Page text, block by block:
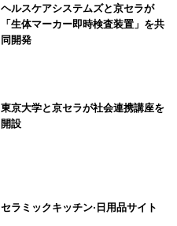
ヘルスケアシステムズと京セラが
「生体マーカー即時検査装置」を共
同開発
東京大学と京セラが社会連携講座を
開設
セラミックキッチン·日用品サイト